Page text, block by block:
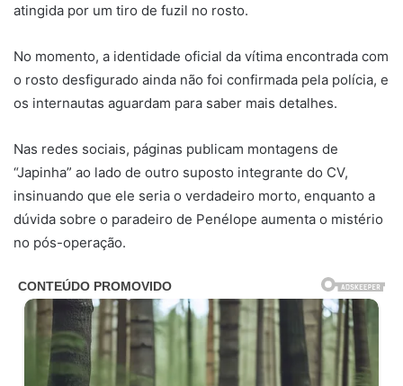
atingida por um tiro de fuzil no rosto.
No momento, a identidade oficial da vítima encontrada com
o rosto desfigurado ainda não foi confirmada pela polícia, e
os internautas aguardam para saber mais detalhes.
Nas redes sociais, páginas publicam montagens de
“Japinha” ao lado de outro suposto integrante do CV,
insinuando que ele seria o verdadeiro morto, enquanto a
dúvida sobre o paradeiro de Penélope aumenta o mistério
no pós-operação.